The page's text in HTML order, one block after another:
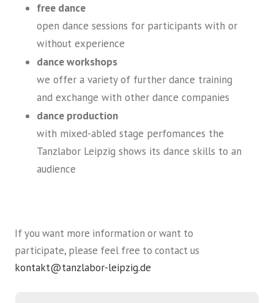
free dance
open dance sessions for participants with or
without experience
dance workshops
we offer a variety of further dance training
and exchange with other dance companies
dance production
with mixed-abled stage perfomances the
Tanzlabor Leipzig shows its dance skills to an
audience
If you want more information or want to
participate, please feel free to contact us
kontakt@tanzlabor-leipzig.de